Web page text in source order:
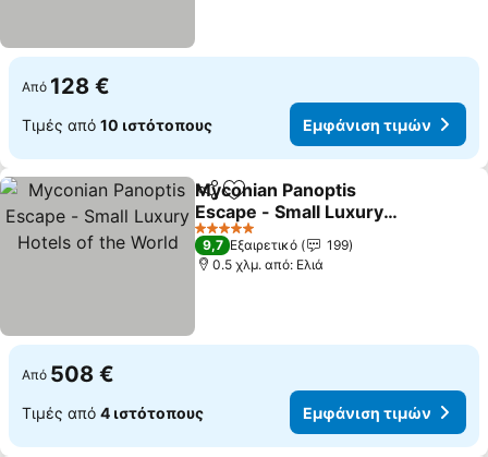
Από 128 €
Τιμές από 10 ιστότοπους Εμφάνιση τιμών
Κοινοποίηση
Προσθήκη στα αγαπημένα
Myconian Panoptis
Escape - Small Luxury
Hotels of the World
5 Αστέρια
9,7 Εξαιρετικό
199
0.5 χλμ. από: Ελιά
Από 508 €
Τιμές από 4 ιστότοπους Εμφάνιση τιμών